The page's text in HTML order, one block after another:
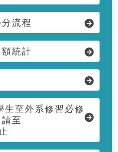
分流程
統計
生至外系修習必修
至